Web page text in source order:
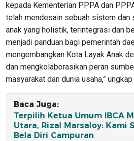
kepada Kementerian PPPA dan
telah mendesain sebuah sistem dan
anak yang holistik, terintegrasi dan
menjadi panduan bagi pemerintah
mengembangkan Kota Layak Anak
dan mengkolaborasikan peran
masyarakat dan dunia usaha,” ungkap
Baca Juga:
Terpilih Ketua Umum IBCA
Utara, Rizal Marsaloy: Kami
Bela Diri Campuran